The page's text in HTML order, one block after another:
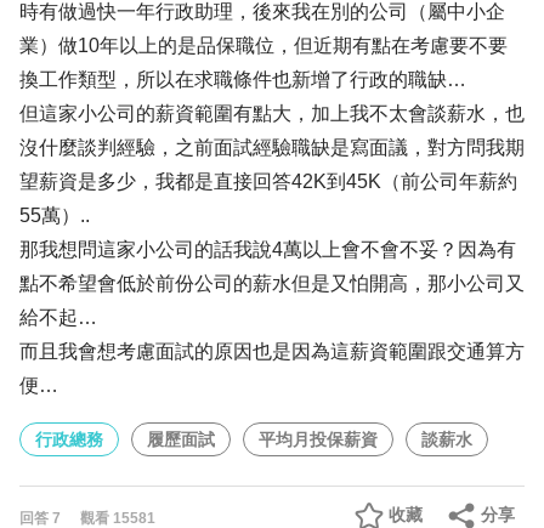
時有做過快一年行政助理，後來我在別的公司（屬中小企
業）做10年以上的是品保職位，但近期有點在考慮要不要
換工作類型，所以在求職條件也新增了行政的職缺…
但這家小公司的薪資範圍有點大，加上我不太會談薪水，也
沒什麼談判經驗，之前面試經驗職缺是寫面議，對方問我期
望薪資是多少，我都是直接回答42K到45K（前公司年薪約
55萬）..
那我想問這家小公司的話我說4萬以上會不會不妥？因為有
點不希望會低於前份公司的薪水但是又怕開高，那小公司又
給不起…
而且我會想考慮面試的原因也是因為這薪資範圍跟交通算方
便…
行政總務 履歷面試 平均月投保薪資 談薪水
回答 7 觀看 15581 分享
收藏